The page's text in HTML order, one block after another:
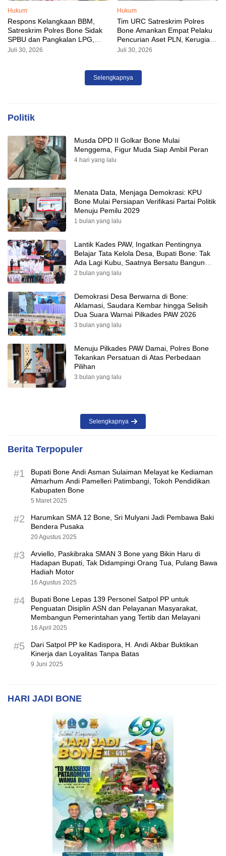
Hukum
Respons Kelangkaan BBM,
Satreskrim Polres Bone Sidak
SPBU dan Pangkalan LPG,
AKP Alvin Aji Imbau Pengelola
Juli 30, 2026
Hukum
Tim URC Satreskrim Polres
Bone Amankan Empat Pelaku
Pencurian Aset PLN, Kerugian
Ditaksir Capai Rp 3 Milyar
Juli 30, 2026
Selengkapnya
Politik
Musda DPD II Golkar Bone Mulai
Menggema, Figur Muda Siap Ambil Peran
4 hari yang lalu
Menata Data, Menjaga Demokrasi: KPU
Bone Mulai Persiapan Verifikasi Partai Politik
Menuju Pemilu 2029
1 bulan yang lalu
Lantik Kades PAW, Ingatkan Pentingnya
Belajar Tata Kelola Desa, Bupati Bone: Tak
Ada Lagi Kubu, Saatnya Bersatu Bangun
Desa
2 bulan yang lalu
Demokrasi Desa Berwarna di Bone:
Aklamasi, Saudara Kembar hingga Selisih
Dua Suara Warnai Pilkades PAW 2026
3 bulan yang lalu
Menuju Pilkades PAW Damai, Polres Bone
Tekankan Persatuan di Atas Perbedaan
Pilihan
3 bulan yang lalu
Selengkapnya
Berita Terpopuler
#1
Bupati Bone Andi Asman Sulaiman Melayat ke Kediaman
Almarhum Andi Pamelleri Patimbangi, Tokoh Pendidikan
Kabupaten Bone
5 Maret 2025
#2
Harumkan SMA 12 Bone, Sri Mulyani Jadi Pembawa Baki
Bendera Pusaka
20 Agustus 2025
#3
Arviello, Paskibraka SMAN 3 Bone yang Bikin Haru di
Hadapan Bupati, Tak Didampingi Orang Tua, Pulang Bawa
Hadiah Motor
16 Agustus 2025
#4
Bupati Bone Lepas 139 Personel Satpol PP untuk
Penguatan Disiplin ASN dan Pelayanan Masyarakat,
Membangun Pemerintahan yang Tertib dan Melayani
16 April 2025
#5
Dari Satpol PP ke Kadispora, H. Andi Akbar Buktikan
Kinerja dan Loyalitas Tanpa Batas
9 Juni 2025
HARI JADI BONE